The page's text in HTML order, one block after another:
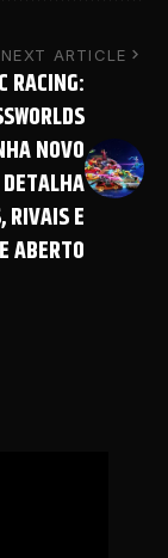
NEXT ARTICLE
RACING:
NOVO
RIVAIS E
ABERTO